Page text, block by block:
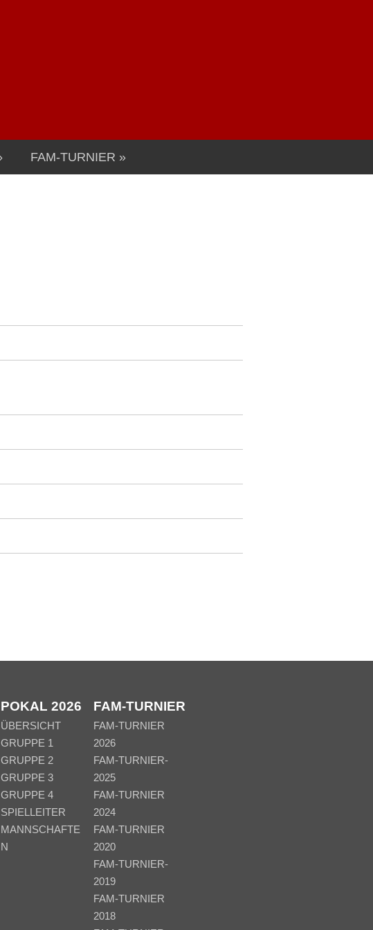
FAM-TURNIER
POKAL 2026
ÜBERSICHT
GRUPPE 1
GRUPPE 2
GRUPPE 3
GRUPPE 4
SPIELLEITER
MANNSCHAFTE
N
FAM-TURNIER
FAM-TURNIER
2026
FAM-TURNIER-
2025
FAM-TURNIER
2024
FAM-TURNIER
2020
FAM-TURNIER-
2019
FAM-TURNIER
2018